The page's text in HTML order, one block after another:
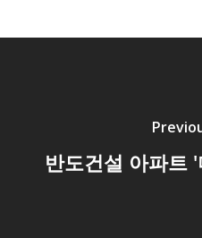
반도건설 아파트